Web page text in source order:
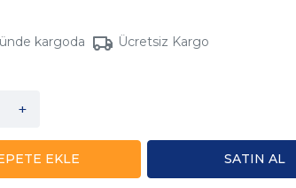
kargoda Ücretsiz Kargo
+
EKLE SATIN AL